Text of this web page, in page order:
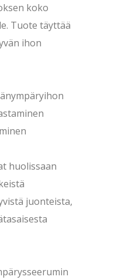
koko
Tuote täyttää
ihon
huolissaan
juonteista,